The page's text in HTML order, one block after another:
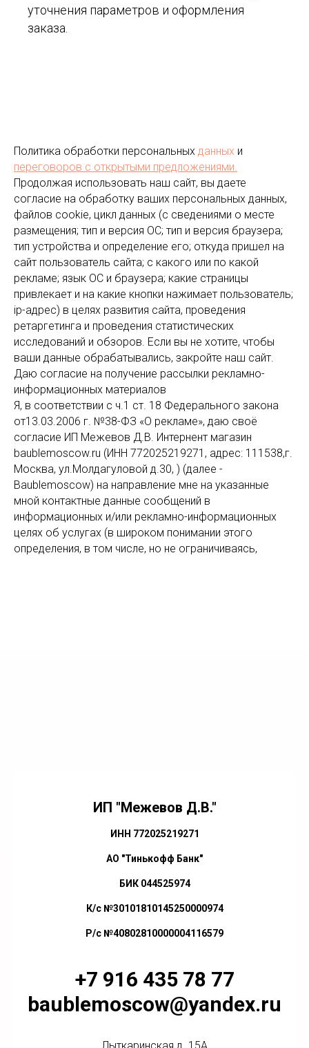
уточнения параметров и оформления
заказа.
Политика обработки персональных данных и
переговоров с открытыми предложениями.
Продолжая использовать наш сайт, вы даете
согласие на обработку ваших персональных данных,
файлов cookie, цикл данных (с сведениями о месте
размещения; тип и версия ОС; тип и версия браузера;
тип устройства и определение его; откуда пришел на
сайт пользователь сайта; с какого или по какой
рекламе; язык ОС и браузера; какие страницы
привлекает и на какие кнопки нажимает пользователь;
ip-адрес) в целях развития сайта, проведения
ретаргетинга и проведения статистических
исследований и обзоров. Если вы не хотите, чтобы
ваши данные обрабатывались, закройте наш сайт.
Даю согласие на получение рассылки рекламно-
информационных материалов
Я, в соответствии с ч.1 ст. 18 Федерального закона
от13.03.2006 г. №38-ФЗ «О рекламе», даю своё
согласие ИП Межевов Д.В. Интернент магазин
baublemoscow.ru (ИНН 772025219271, адрес: 111538,г.
Москва, ул.Молдагуловой д.30, ) (далее -
Baublemoscow) на направление мне на указанные
мной контактные данные сообщений в
информационных и/или рекламно-информационных
целях об услугах (в широком понимании этого
определения, в том числе, но не ограничиваясь,
ИП "Межевов Д.В."
ИНН 772025219271
АО "Тинькофф Банк"
БИК 044525974
К/с №30101810145250000974
Р/с №40802810000004116579
+7 916 435 78 77
baublemoscow@yandex.ru